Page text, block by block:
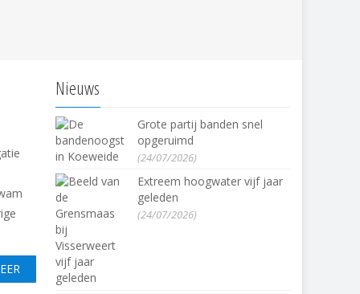
Nieuws
Grote partij banden snel
opgeruimd
(24/07/2026)
Extreem hoogwater vijf jaar
geleden
(24/07/2026)